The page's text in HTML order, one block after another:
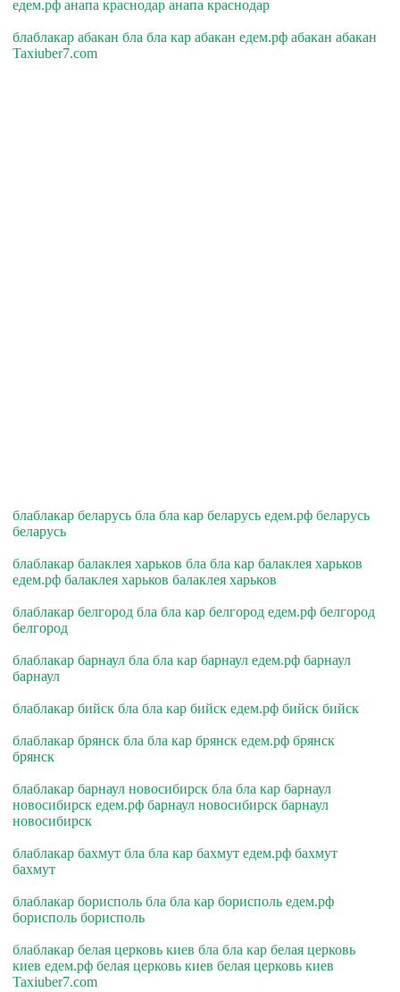
едем.рф анапа краснодар анапа краснодар
блаблакар абакан бла бла кар абакан едем.рф абакан абакан
Taxiuber7.com
блаблакар беларусь бла бла кар беларусь едем.рф беларусь
беларусь
блаблакар балаклея харьков бла бла кар балаклея харьков
едем.рф балаклея харьков балаклея харьков
блаблакар белгород бла бла кар белгород едем.рф белгород
белгород
блаблакар барнаул бла бла кар барнаул едем.рф барнаул
барнаул
блаблакар бийск бла бла кар бийск едем.рф бийск бийск
блаблакар брянск бла бла кар брянск едем.рф брянск
брянск
блаблакар барнаул новосибирск бла бла кар барнаул
новосибирск едем.рф барнаул новосибирск барнаул
новосибирск
блаблакар бахмут бла бла кар бахмут едем.рф бахмут
бахмут
блаблакар борисполь бла бла кар борисполь едем.рф
борисполь борисполь
блаблакар белая церковь киев бла бла кар белая церковь
киев едем.рф белая церковь киев белая церковь киев
Taxiuber7.com